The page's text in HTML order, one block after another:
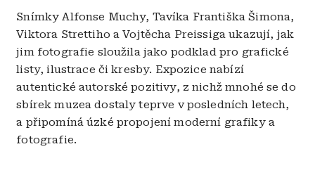
Snímky Alfonse Muchy, Tavíka Františka Šimona,
Viktora Strettiho a Vojtěcha Preissiga ukazují, jak
jim fotografie sloužila jako podklad pro grafické
listy, ilustrace či kresby. Expozice nabízí
autentické autorské pozitivy, z nichž mnohé se do
sbírek muzea dostaly teprve v posledních letech,
a připomíná úzké propojení moderní grafiky a
fotografie.